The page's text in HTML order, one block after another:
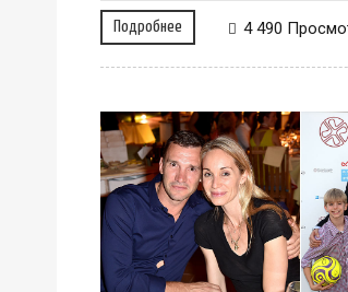
Подробнее 4 490